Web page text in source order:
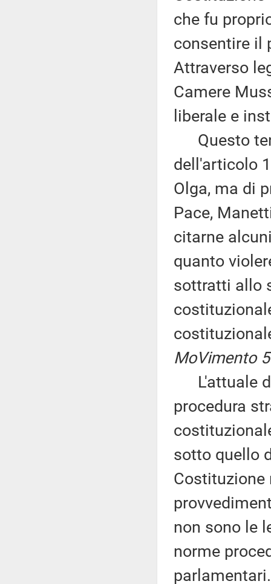
che fu
consentire il
Attraverso
Camere
liberale e
Questo
dell'articolo
Olga, ma di
Pace,
citarne
quanto
sottratti allo
MoVimento
L'attuale
procedura
sotto quello
non sono le
norme
parlamentari.